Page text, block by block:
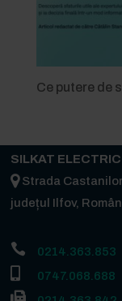
Ce putere de
SILKAT
Strada
județul Ilfov,
 0214.363.853
0747.068.688
